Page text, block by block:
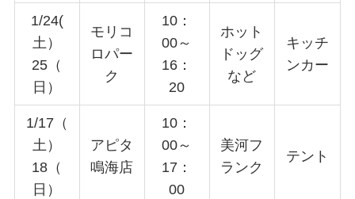
1/24(
土）
25（
日）
モリコ
ロパー
ク
10：
00～
16：
20
ホット
ドッグ
など
キッチ
ンカー
1/17（
土）
18（
日）
アピタ
鳴海店
10：
00～
17：
00
美河フ
ランク
テント